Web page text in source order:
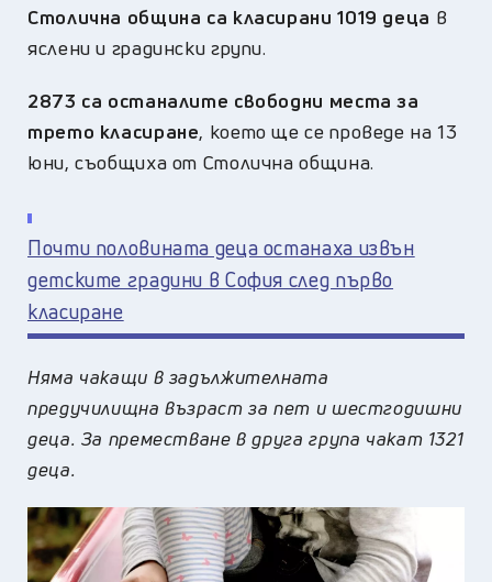
Столична община са класирани 1019 деца в
яслени и градински групи.
2873 са останалите свободни места за
трето класиране, което ще се проведе на 13
юни,съобщиха от Столична община.
Почти половината деца останаха извън
детските градини в София след първо
класиране
Няма чакащи в задължителната
предучилищна възраст за пет и шестгодишни
деца. За преместване в друга група чакат 1321
деца.